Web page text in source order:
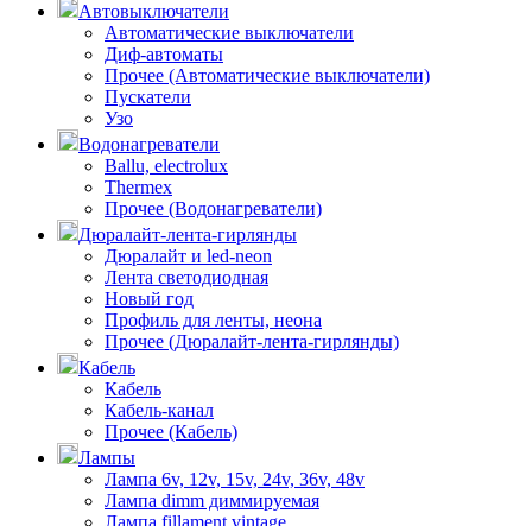
Автовыключатели
Автоматические выключатели
Диф-автоматы
Прочее (Автоматические выключатели)
Пускатели
Узо
Водонагреватели
Ballu, electrolux
Thermex
Прочее (Водонагреватели)
Дюралайт-лента-гирлянды
Дюралайт и led-neon
Лента светодиодная
Новый год
Профиль для ленты, неона
Прочее (Дюралайт-лента-гирлянды)
Кабель
Кабель
Кабель-канал
Прочее (Кабель)
Лампы
Лампа 6v, 12v, 15v, 24v, 36v, 48v
Лампа dimm диммируемая
Лампа fillament vintage